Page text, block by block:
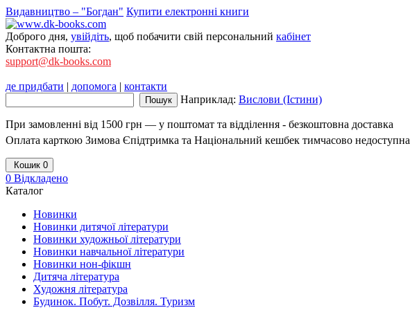
Видавництво – "Богдан" Купити електронні книги
Доброго дня, увійдіть, щоб побачити свій персональний кабінет
Контактна пошта:
support@dk-books.com
де придбати | допомога | контакти
Наприклад: Вислови (Істини)
При замовленні від 1500 грн — у поштомат та відділення - безкоштовна доставка
Оплата карткою Зимова Єпідтримка та Національний кешбек тимчасово недоступна
Кошик 0
0 Відкладено
Каталог
Новинки
Новинки дитячої літератури
Новинки художньої літератури
Новинки навчальної літератури
Новинки нон-фікшн
Дитяча література
Художня література
Будинок. Побут. Дозвілля. Туризм